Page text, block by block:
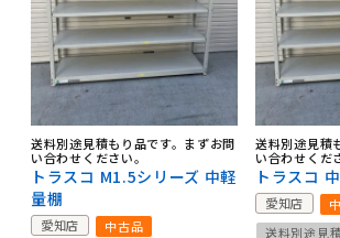
送料別途見積もり品です。まずお問
い合わせください。
トラスコ M1.5シリーズ 中軽
量棚
愛知店 中古品
送料別途見積
い合わせくだ
トラスコ
愛知店
送料別途見